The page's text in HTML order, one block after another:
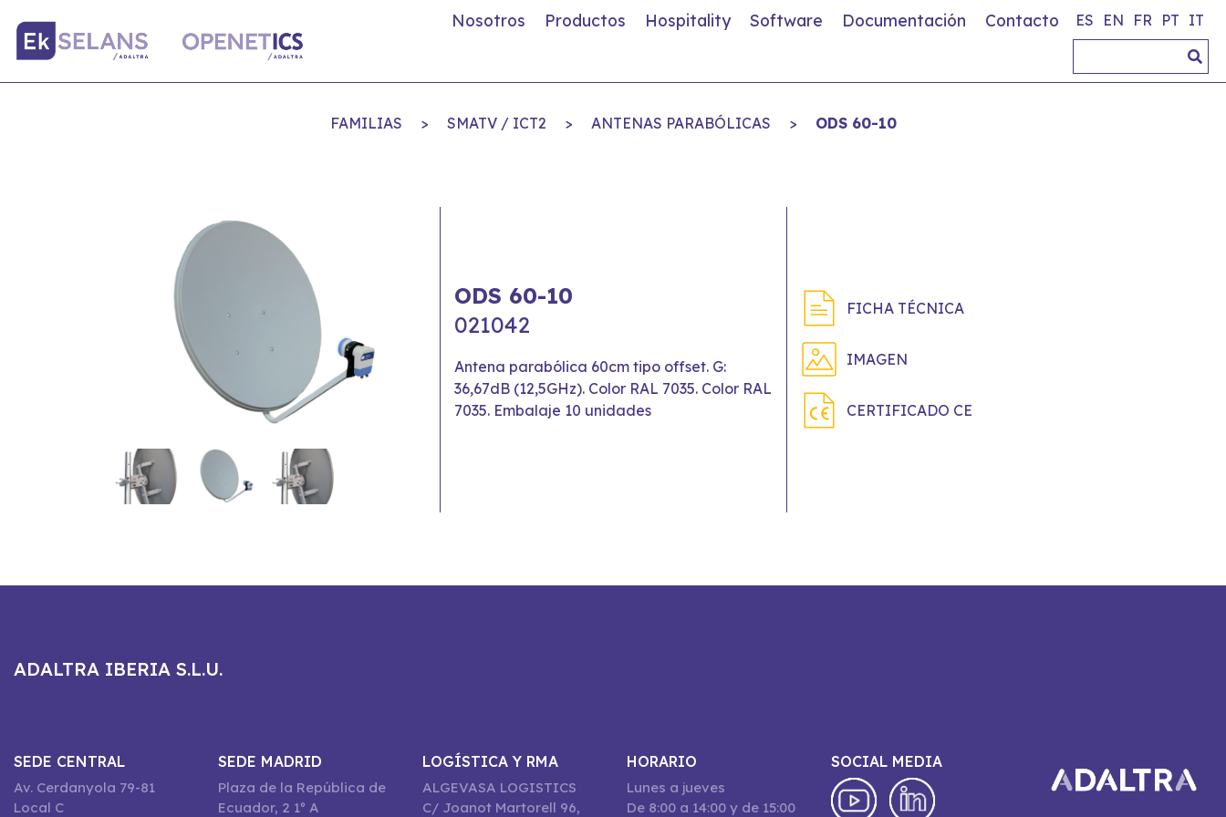
Nosotros Productos Hospitality Software Documentación Contacto ES EN FR PT IT
FAMILIAS > SMATV / ICT2 > ANTENAS PARABÓLICAS > ODS 60-10
ODS 60-10
021042
Antena parabólica 60cm tipo offset. G:
36,67dB (12,5GHz). Color RAL 7035. Color RAL
7035. Embalaje 10 unidades
FICHA TÉCNICA
IMAGEN
CERTIFICADO CE
ADALTRA IBERIA S.L.U.
SEDE CENTRAL
Av. Cerdanyola 79-81
Local C
SEDE MADRID
Plaza de la República de
Ecuador, 2 1º A
LOGÍSTICA Y RMA
ALGEVASA LOGISTICS
C/ Joanot Martorell 96,
HORARIO
Lunes a jueves
De 8:00 a 14:00 y de 15:00
SOCIAL MEDIA